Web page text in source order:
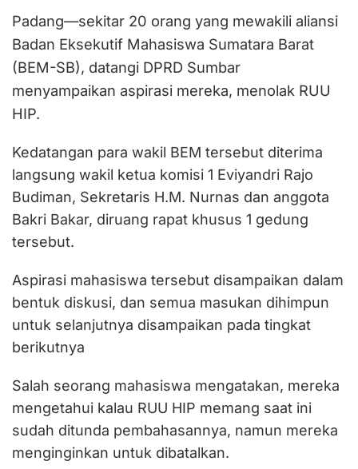
Padang—sekitar 20 orang yang mewakili aliansi
Badan Eksekutif Mahasiswa Sumatara Barat
(BEM-SB), datangi DPRD Sumbar
menyampaikan aspirasi mereka, menolak RUU
HIP.
Kedatangan para wakil BEM tersebut diterima
langsung wakil ketua komisi 1 Eviyandri Rajo
Budiman, Sekretaris H.M. Nurnas dan anggota
Bakri Bakar, diruang rapat khusus 1 gedung
tersebut.
Aspirasi mahasiswa tersebut disampaikan dalam
bentuk diskusi, dan semua masukan dihimpun
untuk selanjutnya disampaikan pada tingkat
berikutnya
Salah seorang mahasiswa mengatakan, mereka
mengetahui kalau RUU HIP memang saat ini
sudah ditunda pembahasannya, namun mereka
menginginkan untuk dibatalkan.